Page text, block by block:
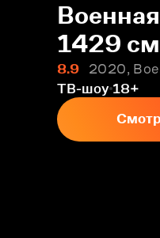
1429
8.9
2020,
ТВ-шоу 18+